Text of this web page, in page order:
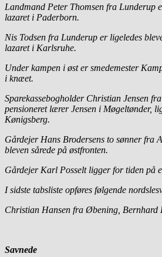
Landmand Peter Thomsen fra Lunderup
lazaret i Paderborn.
Nis Todsen fra Lunderup er ligeledes
lazaret i Karlsruhe.
Under kampen i øst er smedemester
i knæet.
Sparekassebogholder Christian Jensen
pensioneret lærer Jensen i Møgeltønder,
Kønigsberg.
Gårdejer Hans Brodersens to sønner fra
bleven sårede på østfronten.
Gårdejer Karl Posselt ligger for tiden på
I sidste tabsliste opføres følgende
Christian Hansen fra Øbening, Bernhard
Savnede